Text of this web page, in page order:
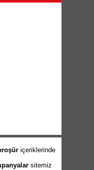
içeriklerinde
sitemiz